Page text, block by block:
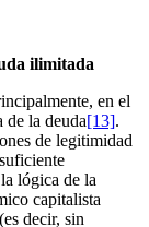
ilimitada
en el
de la deuda[13].
de legitimidad
lógica de la
capitalista
decir, sin